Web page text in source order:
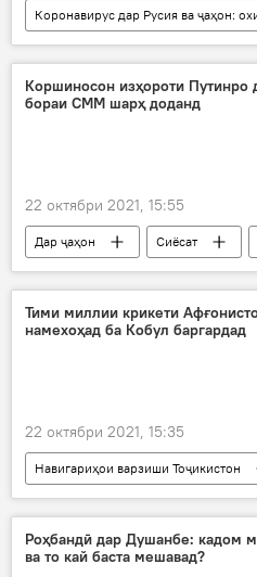
Ҳиндустон
вируси нав
Коршиносон изҳороти Путинро
бораи СММ шарҳ доданд
22 октябри 2021, 15:55
Дар ҷаҳон Сиёсат
СММ
Тими миллии крикети
намехоҳад ба Кобул баргардад
22 октябри 2021, 15:35
Навигариҳои варзиши Тоҷикистон
Афғонистон
Осиёи
футбол
Роҳбандӣ дар Душанбе: кадом
ва то кай баста мешавад?